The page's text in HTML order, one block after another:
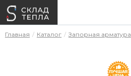
Главная Каталог Запорная арматура